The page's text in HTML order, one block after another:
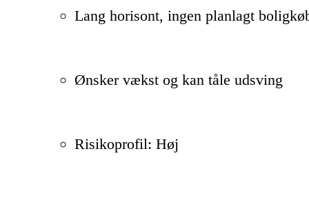
Lang horisont, ingen planlagt
Ønsker vækst og kan tåle udsving
Risikoprofil: Høj